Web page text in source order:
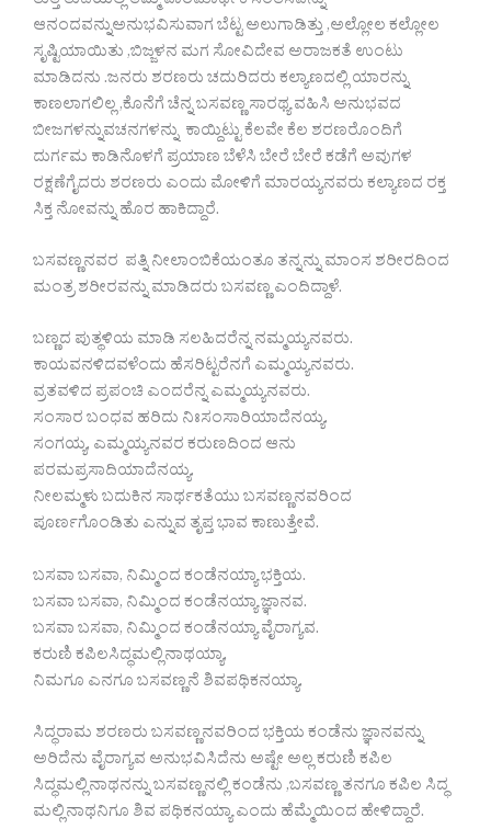
ಆನಂದವನ್ನುಅನುಭವಿಸುವಾಗ ಬೆಟ್ಟ ಅಲುಗಾಡಿತ್ತು ,ಅಲ್ಲೋಲ ಕಲ್ಲೋಲ
ಸೃಷ್ಟಿಯಾಯಿತು ,ಬಿಜ್ಜಳನ ಮಗ ಸೋವಿದೇವ ಅರಾಜಕತೆ ಉಂಟು
ಮಾಡಿದನು .ಜನರು ಶರಣರು ಚದುರಿದರು ಕಲ್ಯಾಣದಲ್ಲಿ ಯಾರನ್ನು
ಕಾಣಲಾಗಲಿಲ್ಲ ,ಕೊನೆಗೆ ಚೆನ್ನ ಬಸವಣ್ಣ ಸಾರಥ್ಯ ವಹಿಸಿ ಅನುಭವದ
ಬೀಜಗಳನ್ನುವಚನಗಳನ್ನು ಕಾಯ್ದಿಟ್ಟು ಕೆಲವೇ ಕೆಲ ಶರಣರೊಂದಿಗೆ
ದುರ್ಗಮ ಕಾಡಿನೊಳಗೆ ಪ್ರಯಾಣ ಬೆಳೆಸಿ ಬೇರೆ ಬೇರೆ ಕಡೆಗೆ ಅವುಗಳ
ರಕ್ಷಣೆಗೈದರು ಶರಣರು ಎಂದು ಮೋಳಿಗೆ ಮಾರಯ್ಯನವರು ಕಲ್ಯಾಣದ ರಕ್ತ
ಸಿಕ್ತ ನೋವನ್ನು ಹೊರ ಹಾಕಿದ್ದಾರೆ.
ಬಸವಣ್ಣನವರ ಪತ್ನಿ ನೀಲಾಂಬಿಕೆಯಂತೂ ತನ್ನನ್ನು ಮಾಂಸ ಶರೀರದಿಂದ
ಮಂತ್ರ ಶರೀರವನ್ನು ಮಾಡಿದರು ಬಸವಣ್ಣ ಎಂದಿದ್ದಾಳೆ.
ಬಣ್ಣದ ಪುತ್ಥಳಿಯ ಮಾಡಿ ಸಲಹಿದರೆನ್ನ ನಮ್ಮಯ್ಯನವರು.
ಕಾಯವನಳಿದವಳೆಂದು ಹೆಸರಿಟ್ಟರೆನಗೆ ಎಮ್ಮಯ್ಯನವರು.
ವ್ರತವಳಿದ ಪ್ರಪಂಚಿ ಎಂದರೆನ್ನ ಎಮ್ಮಯ್ಯನವರು.
ಸಂಸಾರ ಬಂಧವ ಹರಿದು ನಿಃಸಂಸಾರಿಯಾದೆನಯ್ಯ.
ಸಂಗಯ್ಯ, ಎಮ್ಮಯ್ಯನವರ ಕರುಣದಿಂದ ಆನು
ಪರಮಪ್ರಸಾದಿಯಾದೆನಯ್ಯ.
ನೀಲಮ್ಮಳು ಬದುಕಿನ ಸಾರ್ಥಕತೆಯು ಬಸವಣ್ಣನವರಿಂದ
ಪೂರ್ಣಗೊಂಡಿತು ಎನ್ನುವ ತೃಪ್ತ ಭಾವ ಕಾಣುತ್ತೇವೆ.
ಬಸವಾ ಬಸವಾ, ನಿಮ್ಮಿಂದ ಕಂಡೆನಯ್ಯಾ ಭಕ್ತಿಯ.
ಬಸವಾ ಬಸವಾ, ನಿಮ್ಮಿಂದ ಕಂಡೆನಯ್ಯಾ ಜ್ಞಾನವ.
ಬಸವಾ ಬಸವಾ, ನಿಮ್ಮಿಂದ ಕಂಡೆನಯ್ಯಾ ವೈರಾಗ್ಯವ.
ಕರುಣಿ ಕಪಿಲಸಿದ್ಧಮಲ್ಲಿನಾಥಯ್ಯಾ,
ನಿಮಗೂ ಎನಗೂ ಬಸವಣ್ಣನೆ ಶಿವಪಥಿಕನಯ್ಯಾ.
ಸಿದ್ಧರಾಮ ಶರಣರು ಬಸವಣ್ಣನವರಿಂದ ಭಕ್ತಿಯ ಕಂಡೆನು ಜ್ಞಾನವನ್ನು
ಅರಿದೆನು ವೈರಾಗ್ಯವ ಅನುಭವಿಸಿದೆನು ಅಷ್ಟೇ ಅಲ್ಲ ಕರುಣಿ ಕಪಿಲ
ಸಿದ್ಧಮಲ್ಲಿನಾಥನನ್ನು ಬಸವಣ್ಣನಲ್ಲಿ ಕಂಡೆನು ,ಬಸವಣ್ಣ ತನಗೂ ಕಪಿಲ ಸಿದ್ಧ
ಮಲ್ಲಿನಾಥನಿಗೂ ಶಿವ ಪಥಿಕನಯ್ಯಾ ಎಂದು ಹೆಮ್ಮೆಯಿಂದ ಹೇಳಿದ್ದಾರೆ.